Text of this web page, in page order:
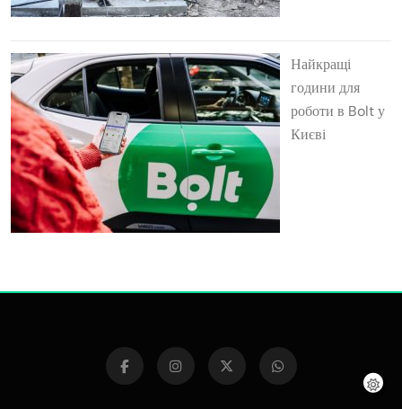
Найкращі
години для
роботи в Bolt у
Києві